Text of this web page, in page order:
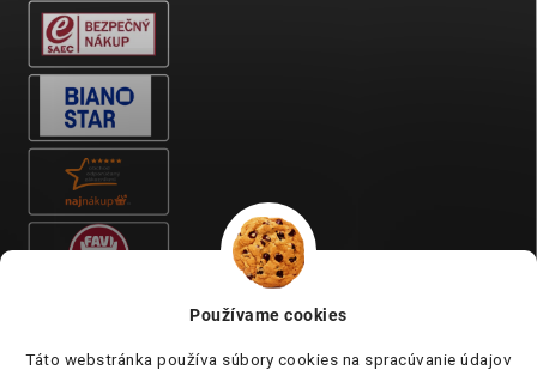
Používame cookies
Táto webstránka používa súbory cookies na spracúvanie údajov